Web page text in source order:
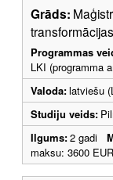
Grāds:
Programmas
LKI (programma
Valoda:latviešu
Studiju veids:
Ilgums:2 gadi
maksu: 3600